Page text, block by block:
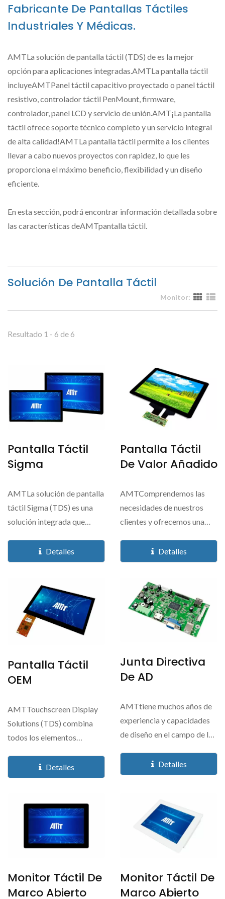
Fabricante De Pantallas Táctiles
Industriales Y Médicas.
AMTLa solución de pantalla táctil (TDS) de es la mejor
opción para aplicaciones integradas.AMTLa pantalla táctil
incluyeAMTPanel táctil capacitivo proyectado o panel táctil
resistivo, controlador táctil PenMount, firmware,
controlador, panel LCD y servicio de unión.AMT¡La pantalla
táctil ofrece soporte técnico completo y un servicio integral
de alta calidad!AMTLa pantalla táctil permite a los clientes
llevar a cabo nuevos proyectos con rapidez, lo que les
proporciona el máximo beneficio, flexibilidad y un diseño
eficiente.
En esta sección, podrá encontrar información detallada sobre
las características deAMTpantalla táctil.
Solución De Pantalla Táctil
Monitor:
Resultado 1 - 6 de 6
Pantalla Táctil
Sigma
AMTLa solución de pantalla
táctil Sigma (TDS) es una
solución integrada que
Detalles
Pantalla Táctil
De Valor Añadido
AMTComprendemos las
necesidades de nuestros
clientes y ofrecemos una
soluciones...Detalles
Pantalla Táctil
OEM
AMTTouchscreen Display
Solutions (TDS) combina
todos los elementos
Detalles
Junta Directiva
De AD
AMTtiene muchos años de
experiencia y capacidades
de diseño en el campo de las
Detalles
Monitor Táctil De
Marco Abierto
Monitor Táctil De
Marco Abierto